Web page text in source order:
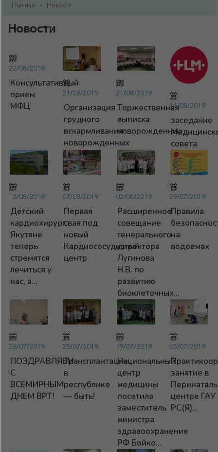
Главная » Новости
Новости
22/08/2019
Консультативный
прием
МФЦ
21/08/2019
Организация
грудного
вскармливания
новорожденных
21/08/2019
Торжественная
выписка
новорожденных
16/08/2019
заседание
совета.
12/08/2019
Детский
кардиохирург:
Якутяне
теперь
стремятся
лечиться у
нас, а...
07/08/2019
Первая
свая под
новый
Кардиососудистый
центр
02/08/2019
Расширенное
совещание
генерального
директора
Лугинова
Н.В. по
развитию
биоклеточных...
29/07/2019
Правила
на
водоемах
26/07/2019
ПОЗДРАВЛЯЕМ
С
ВСЕМИРНЫМ
ДНЕМ ВРТ!
25/07/2019
Трансплантации
в
республике
— быть!
19/07/2019
Национальный
центр
медицины
посетила
заместитель
министра
здравоохранения
РФ Бойко...
05/07/2019
занятие в
центре ГАУ
РС(Я)...